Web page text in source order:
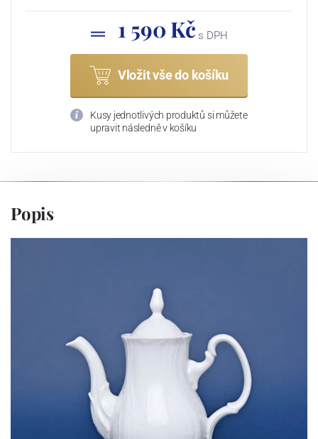
1 590 Kč s DPH
Vložit vše do košíku
Kusy jednotlivých produktů si můžete
upravit následně v košíku
Popis